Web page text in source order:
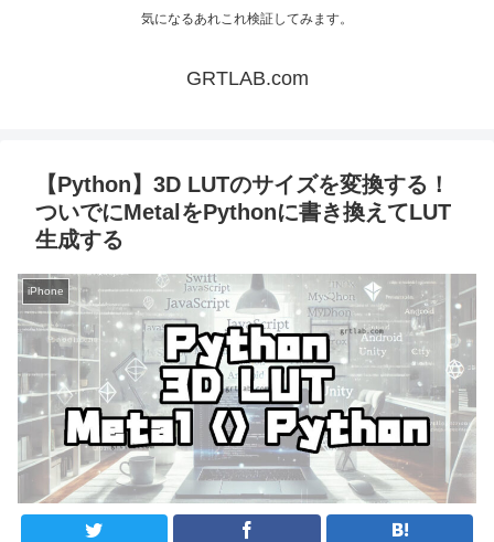
気になるあれこれ検証してみます。
GRTLAB.com
【Python】3D LUTのサイズを変換する！
ついでにMetalをPythonに書き換えてLUT
生成する
iPhone